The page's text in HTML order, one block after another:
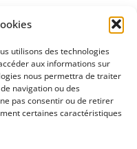
utilisons des technologies
aux informations sur
nous permettra de traiter
navigation ou des
pas consentir ou de retirer
certaines caractéristiques